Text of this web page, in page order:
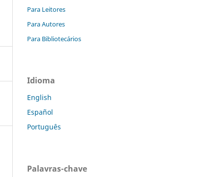
Para Leitores
Para Autores
Para Bibliotecários
Idioma
English
Español
Português
Palavras-chave